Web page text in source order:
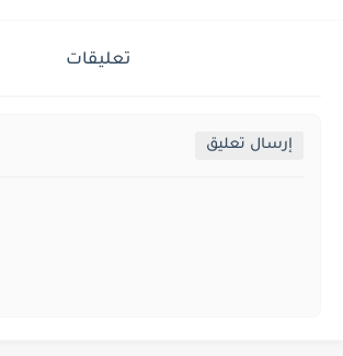
تعليقات
إرسال تعليق